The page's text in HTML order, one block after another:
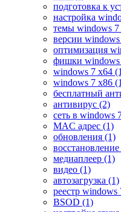
подготовка к
настройка
темы windows 7
версии
оптимизация
фишки windows
windows 7 x64
windows 7 x86
бесплатный
антивирус (2)
сеть в windows
MAC адрес (1)
обновления (1)
медиаплеер (1)
видео (1)
автозагрузка (1)
реестр windows
BSOD (1)